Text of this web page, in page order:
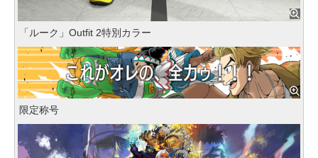
「ルーク」Outfit 2特別カラー
限定称号